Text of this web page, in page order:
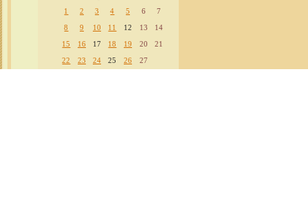
1
2 3 4 5 6
7
8
9 10 11 12 13
14
15
16 17 18 19 20
21
22
23 24 25 26 27